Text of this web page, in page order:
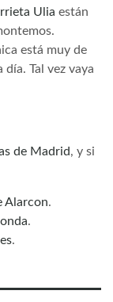
Ulia están
está muy de
Tal vez vaya
de Madrid, y si
Alarcon.
.
.